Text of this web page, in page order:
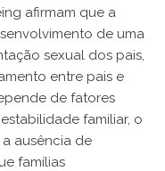
afirmam que a
de uma
sexual dos pais,
entre pais e
de fatores
familiar, o
ausência de
famílias